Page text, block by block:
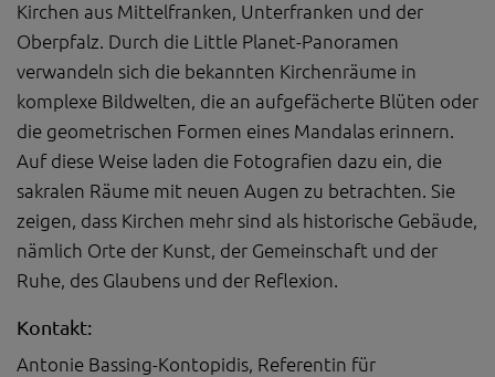
Kirchen aus Mittelfranken, Unterfranken und der
Oberpfalz. Durch die Little Planet-Panoramen
verwandeln sich die bekannten Kirchenräume in
komplexe Bildwelten, die an aufgefächerte Blüten oder
die geometrischen Formen eines Mandalas erinnern.
Auf diese Weise laden die Fotografien dazu ein, die
sakralen Räume mit neuen Augen zu betrachten. Sie
zeigen, dass Kirchen mehr sind als historische Gebäude,
nämlich Orte der Kunst, der Gemeinschaft und der
Ruhe, des Glaubens und der Reflexion.
Kontakt:
Antonie Bassing-Kontopidis, Referentin für